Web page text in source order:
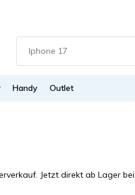
Handy Outlet
Jetzt direkt ab Lager